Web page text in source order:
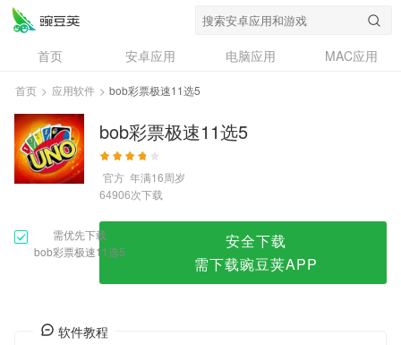
首页 安卓应用 电脑应用
MAC应用
资讯
专题
问答
首页 > 应用软件 > bob彩票极速11选5
bob彩票极速11选5
官方 年满16周岁
64906次下载
需优先下载
bob彩票极速11选5
安全下载
需下载豌豆荚APP
软件教程